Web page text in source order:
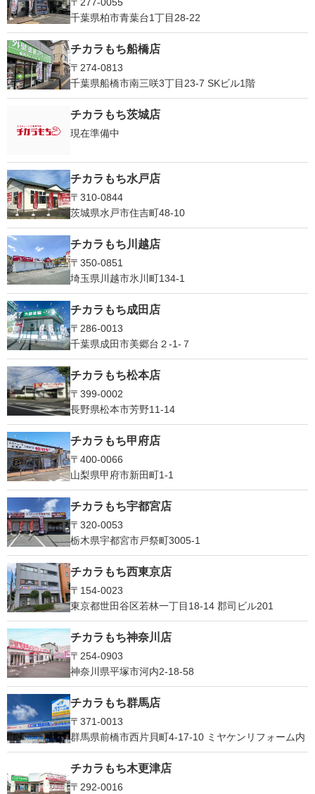
千葉県柏市青葉台1丁目28-22
チカラもち船橋店
〒274-0813
千葉県船橋市南三咲3丁目23-7 SKビル1階
チカラもち茨城店
現在準備中
チカラもち水戸店
〒310-0844
茨城県水戸市住吉町48-10
チカラもち川越店
〒350-0851
埼玉県川越市氷川町134-1
チカラもち成田店
〒286-0013
千葉県成田市美郷台２‐1‐７
チカラもち松本店
〒399-0002
長野県松本市芳野11-14
チカラもち甲府店
〒400-0066
山梨県甲府市新田町1-1
チカラもち宇都宮店
〒320-0053
栃木県宇都宮市戸祭町3005-1
チカラもち西東京店
〒154-0023
東京都世田谷区若林一丁目18-14 郡司ビル201
チカラもち神奈川店
〒254-0903
神奈川県平塚市河内2-18-58
チカラもち群馬店
〒371-0013
群馬県前橋市西片貝町4-17-10 ミヤケンリフォーム内
チカラもち木更津店
〒292-0016